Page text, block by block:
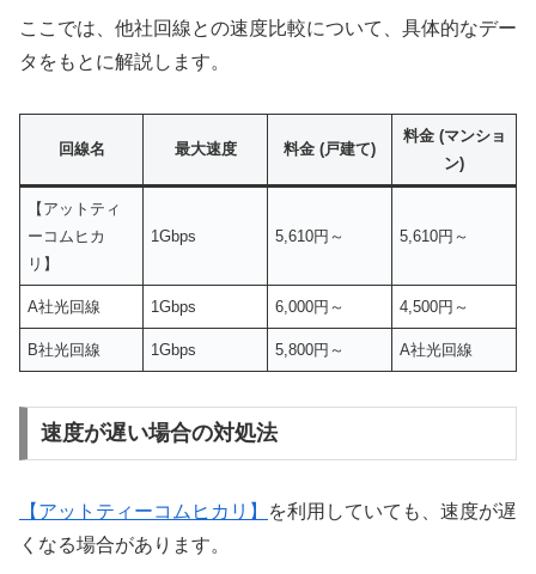
ここでは、他社回線との速度比較について、具体的なデー
タをもとに解説します。
回線名 最大速度 料金 (戸建て)
料金 (マンショ
ン)
【アットティ
ーコムヒカ
リ】
1Gbps 5,610円～ 5,610円～
A社光回線 1Gbps 6,000円～ 4,500円～
B社光回線 1Gbps 5,800円～ A社光回線
速度が遅い場合の対処法
【アットティーコムヒカリ】
を利用していても、速度が遅
くなる場合があります。